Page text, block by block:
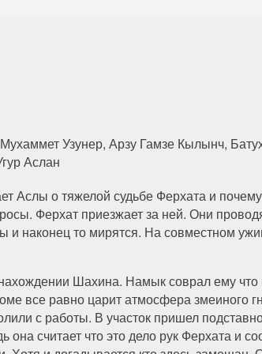
Узунер, Арзу Гамзе Кылынч,
Аслан
Аслы о тяжелой судьбе Ферхата и
Ферхат приезжает за ней. Они
наконец то мирятся. На совместном
Шахина. Намык соврал ему что
все равно царит атмосфера змеиного
с работы. В участок пришел
считает что это дело рук Ферхата и